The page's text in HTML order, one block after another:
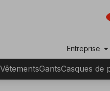
Entreprise arrow_drop_down
VêtementsGantsCasques de